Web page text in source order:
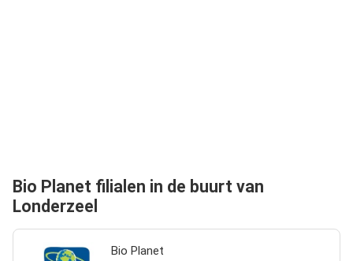
Bio Planet filialen in de buurt van
Londerzeel
Bio Planet